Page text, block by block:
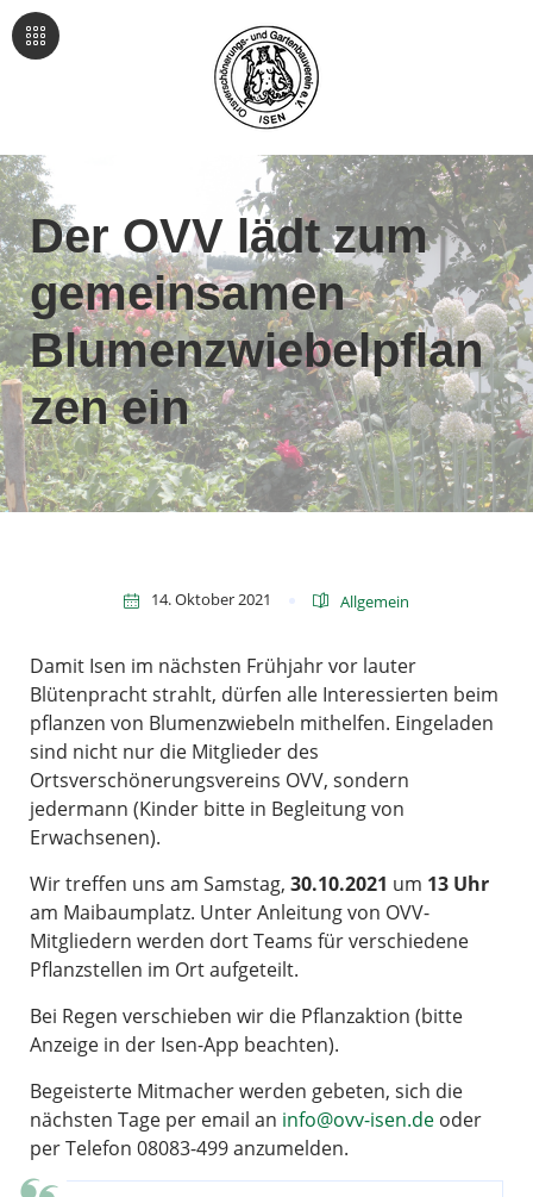
Der OVV lädt zum
gemeinsamen
Blumenzwiebelpflan
zen ein
14. Oktober 2021 Allgemein
Damit Isen im nächsten Frühjahr vor lauter
Blütenpracht strahlt, dürfen alle Interessierten beim
pflanzen von Blumenzwiebeln mithelfen. Eingeladen
sind nicht nur die Mitglieder des
Ortsverschönerungsvereins OVV, sondern
jedermann (Kinder bitte in Begleitung von
Erwachsenen).
Wir treffen uns am Samstag, 30.10.2021 um 13 Uhr
am Maibaumplatz. Unter Anleitung von OVV-
Mitgliedern werden dort Teams für verschiedene
Pflanzstellen im Ort aufgeteilt.
Bei Regen verschieben wir die Pflanzaktion (bitte
Anzeige in der Isen-App beachten).
Begeisterte Mitmacher werden gebeten, sich die
nächsten Tage per email an info@ovv-isen.de oder
per Telefon 08083-499 anzumelden.